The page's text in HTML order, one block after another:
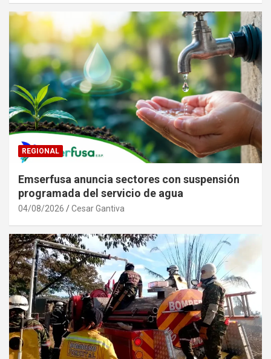
REGIONAL
Emserfusa anuncia sectores con suspensión
programada del servicio de agua
04/08/2026 Cesar Gantiva